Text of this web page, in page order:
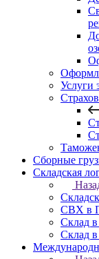
Услуги
Сборные
Складская
СВХ в
Склад
Склад